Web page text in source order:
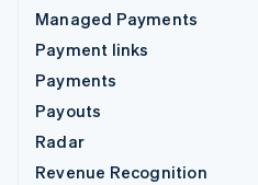
Managed Payments
Payment links
Payments
Payouts
Radar
Revenue Recognition